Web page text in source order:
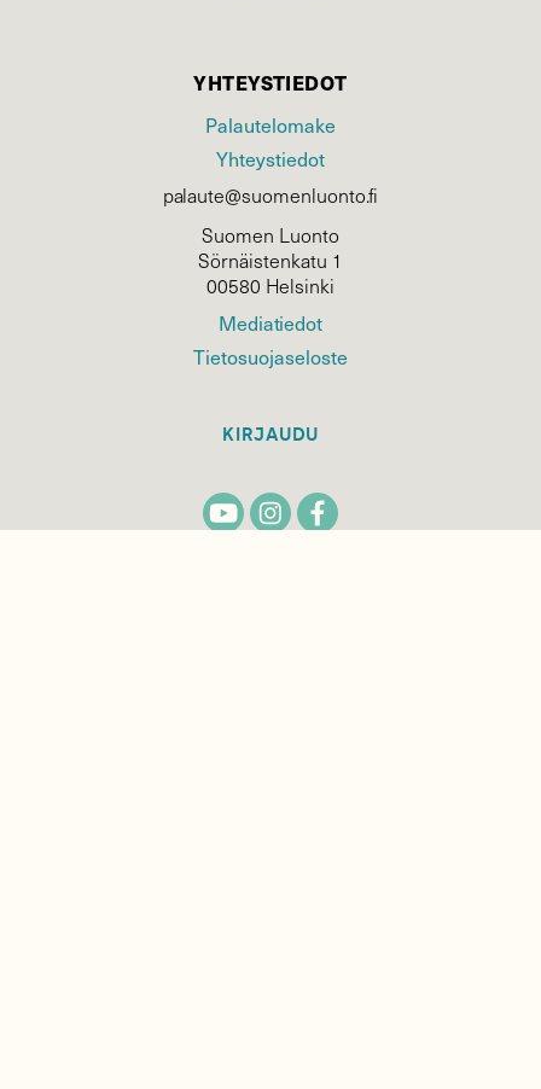
YHTEYSTIEDOT
Palautelomake
Yhteystiedot
palaute@suomenluonto.fi
Suomen Luonto
Sörnäistenkatu 1
00580 Helsinki
Mediatiedot
Tietosuojaseloste
KIRJAUDU